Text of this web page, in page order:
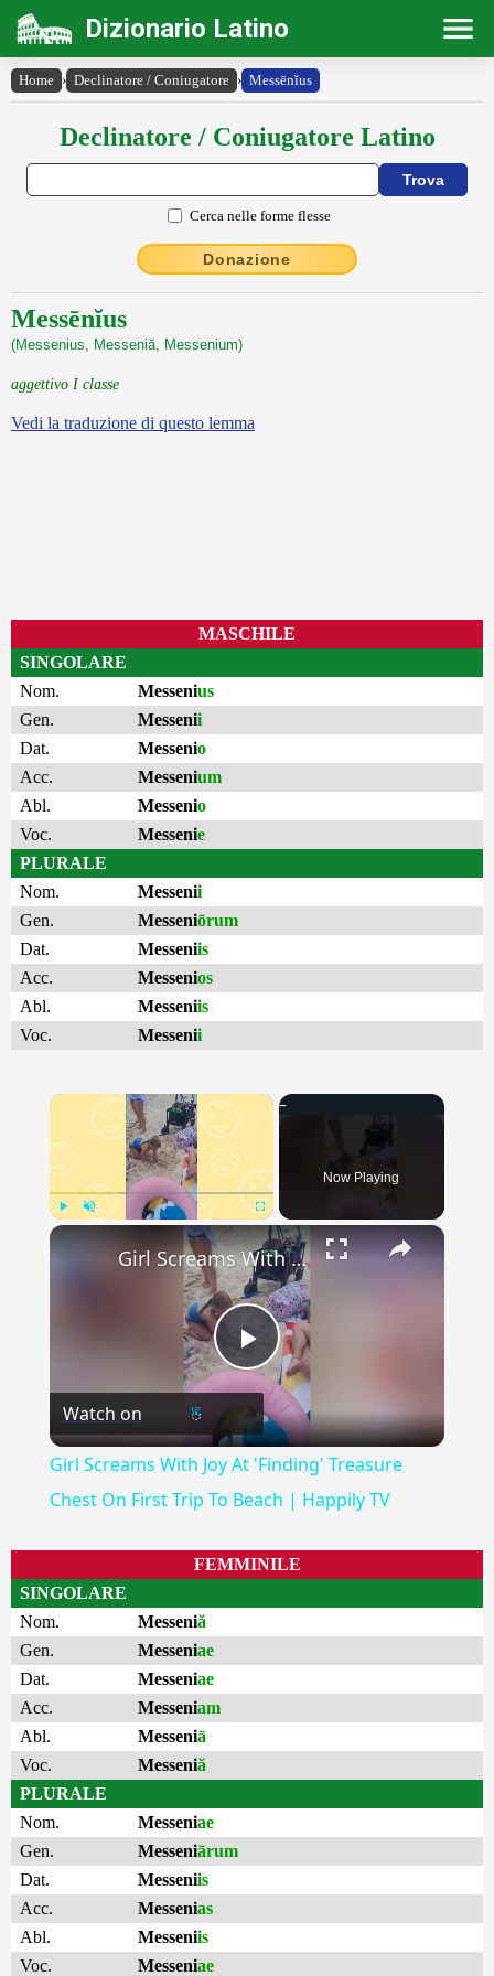
Dizionario Latino
Home › Declinatore / Coniugatore › Messēnĭus
Declinatore / Coniugatore Latino
Cerca nelle forme flesse
Donazione
Messēnĭus
(Messenius, Messeniă, Messenium)
aggettivo I classe
Vedi la traduzione di questo lemma
MASCHILE
SINGOLARE
Nom.
Messenius
Gen.
Messenii
Dat.
Messenio
Acc.
Messenium
Abl.
Messenio
Voc.
Messenie
PLURALE
Nom.
Messenii
Gen.
Messeniōrum
Dat.
Messeniis
Acc.
Messenios
Abl.
Messeniis
Voc.
Messenii
×
Fullscreen
Now Playing
×
Play
Video
Girl Screams With Joy At 'Finding' Treasure Chest On First Trip To Beach | Happily TV
Watch on
Girl Screams With Joy At 'Finding' Treasure
Chest On First Trip To Beach | Happily TV
FEMMINILE
SINGOLARE
Nom.
Messeniă
Gen.
Messeniae
Dat.
Messeniae
Acc.
Messeniam
Abl.
Messeniā
Voc.
Messeniă
PLURALE
Nom.
Messeniae
Gen.
Messeniārum
Dat.
Messeniis
Acc.
Messenias
Abl.
Messeniis
Voc.
Messeniae